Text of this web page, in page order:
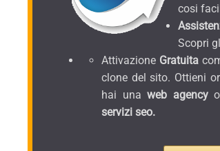
cosi
Scopri
Attivazione Gratuita
clone del sito. Ottieni
hai una web agencyo
servizi seo.